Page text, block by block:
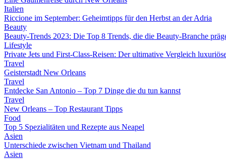
Italien
Riccione im September: Geheimtipps für den Herbst an der Adria
Beauty
Beauty-Trends 2023: Die Top 8 Trends, die die Beauty-Branche
Lifestyle
Private Jets und First-Class-Reisen: Der ultimative Vergleich
Travel
Geisterstadt New Orleans
Travel
Entdecke San Antonio – Top 7 Dinge die du tun kannst
Travel
New Orleans – Top Restaurant Tipps
Food
Top 5 Spezialitäten und Rezepte aus Neapel
Asien
Unterschiede zwischen Vietnam und Thailand
Asien